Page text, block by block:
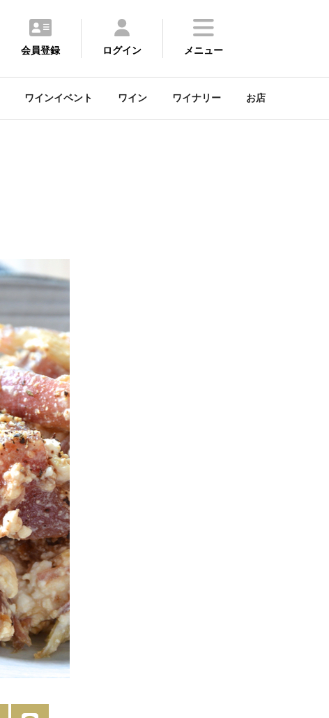
会員登録 ログイン メニュー
ワインイベント ワイン ワイナリー お店